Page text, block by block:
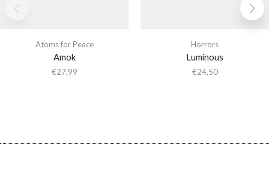
Atoms for Peace
Amok
€27,99
Horrors
Luminous
€24,50